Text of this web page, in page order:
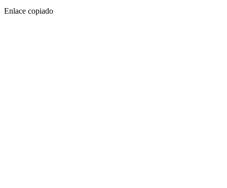
Enlace copiado